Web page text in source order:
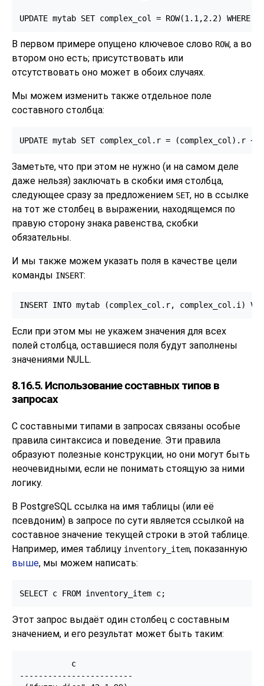
UPDATE mytab SET complex_col = ROW(1.1,2.2) WHERE
В первом примере опущено ключевое слово ROW, а во
втором оно есть; присутствовать или
отсутствовать оно может в обоих случаях.
Мы можем изменить также отдельное поле
составного столбца:
UPDATE mytab SET complex_col.r = (complex_col).r +
Заметьте, что при этом не нужно (и на самом деле
даже нельзя) заключать в скобки имя столбца,
следующее сразу за предложением SET, но в ссылке
на тот же столбец в выражении, находящемся по
правую сторону знака равенства, скобки
обязательны.
И мы также можем указать поля в качестве цели
команды INSERT:
INSERT INTO mytab (complex_col.r, complex_col.i)
Если при этом мы не укажем значения для всех
полей столбца, оставшиеся поля будут заполнены
значениями NULL.
8.16.5. Использование составных типов в
запросах
С составными типами в запросах связаны особые
правила синтаксиса и поведение. Эти правила
образуют полезные конструкции, но они могут быть
неочевидными, если не понимать стоящую за ними
логику.
В PostgreSQL ссылка на имя таблицы (или её
псевдоним) в запросе по сути является ссылкой на
составное значение текущей строки в этой таблице.
Например, имея таблицу inventory_item, показанную
выше, мы можем написать:
SELECT c FROM inventory_item c;
Этот запрос выдаёт один столбец с составным
значением, и его результат может быть таким:
           c
------------------------